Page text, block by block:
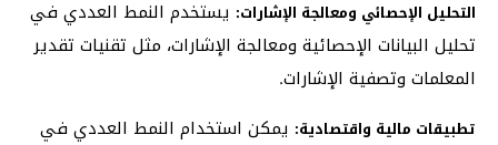
التحليل الإحصائي ومعالجة الإشارات: يستخدم النمط العددي في
تحليل البيانات الإحصائية ومعالجة الإشارات، مثل تقنيات تقدير
المعلمات وتصفية الإشارات.
تطبيقات مالية واقتصادية: يمكن استخدام النمط العددي في